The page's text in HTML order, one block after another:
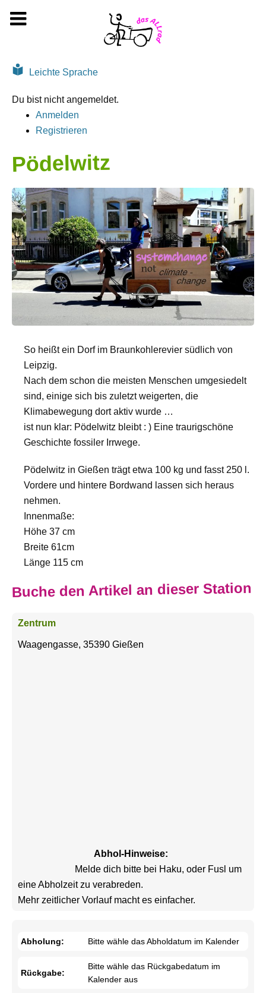
Zum
Leichte Sprache
Du bist nicht angemeldet.
Anmelden
Registrieren
Pödelwitz
So heißt ein Dorf im Braunkohlerevier südlich von
Leipzig.
Nach dem schon die meisten Menschen umgesiedelt
sind, einige sich bis zuletzt weigerten, die
Klimabewegung dort aktiv wurde …
ist nun klar: Pödelwitz bleibt : ) Eine traurigschöne
Geschichte fossiler Irrwege.
Pödelwitz in Gießen trägt etwa 100 kg und fasst 250 l.
Vordere und hintere Bordwand lassen sich heraus
nehmen.
Innenmaße:
Höhe 37 cm
Breite 61cm
Länge 115 cm
Buche den Artikel an dieser Station
Zentrum
Waagengasse, 35390 Gießen
Abhol-Hinweise:
eine Abholzeit zu verabreden.
Abholung: Bitte wähle das Abholdatum im Kalender
Rückgabe:
Bitte wähle das Rückgabedatum im
Kalender aus